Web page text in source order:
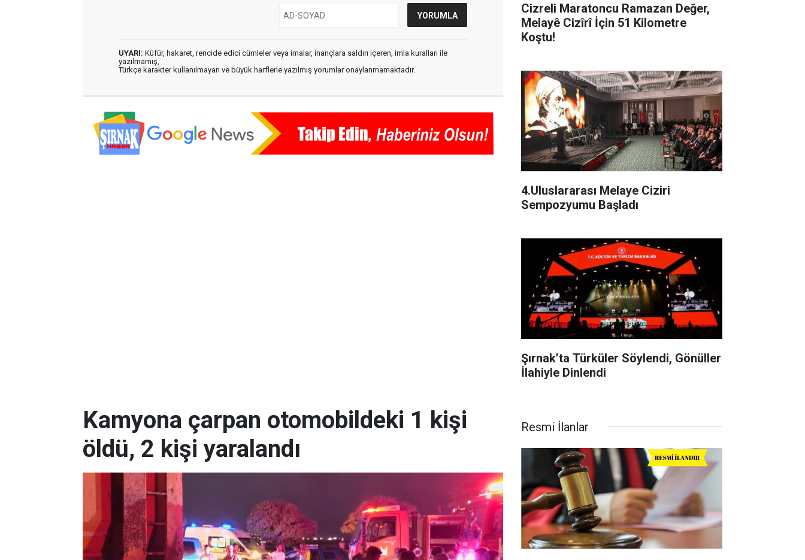
UYARI: Küfür, hakaret, rencide edici cümleler veya imalar, inançlara saldırı içeren, imla kuralları ile
yazılmamış,
Türkçe karakter kullanılmayan ve büyük harflerle yazılmış yorumlar onaylanmamaktadır.
Cizreli Maratoncu Ramazan Değer,
Melayê Cizîrî İçin 51 Kilometre
Koştu!
4.Uluslararası Melaye Ciziri
Sempozyumu Başladı
Şırnak’ta Türküler Söylendi, Gönüller
İlahiyle Dinlendi
Kamyona çarpan otomobildeki 1 kişi
öldü, 2 kişi yaralandı
Resmi İlanlar